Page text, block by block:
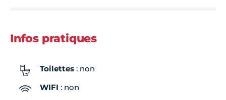
Infos pratiques
Toilettes : non
WIFI : non